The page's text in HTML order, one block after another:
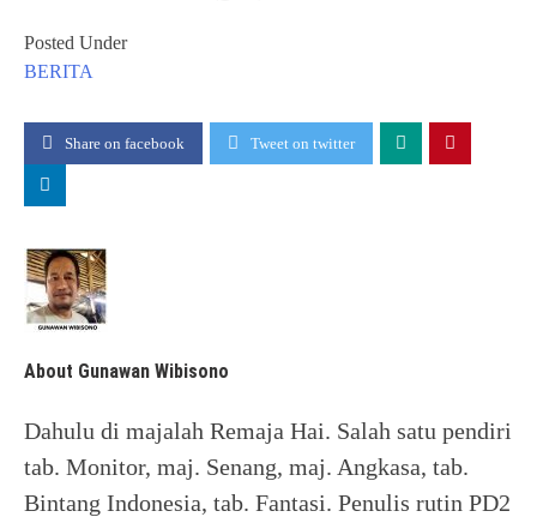
Posted Under
BERITA
Share on facebook Tweet on twitter
About Gunawan Wibisono
Dahulu di majalah Remaja Hai. Salah satu pendiri
tab. Monitor, maj. Senang, maj. Angkasa, tab.
Bintang Indonesia, tab. Fantasi. Penulis rutin PD2